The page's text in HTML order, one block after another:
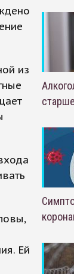
из
Ей